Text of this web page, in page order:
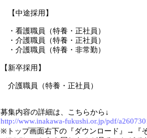
【中途採用】
・看護職員（特養・正社員）
・介護職員（特養・正社員）
・介護職員（特養・非常勤）
【新卒採用】
介護職員（特養・正社員）
募集内容の詳細は、こちらから↓
http://www.inakawa-fukushi.or.jp/pdf/
※トップ画面右下の『ダウンロード』→『